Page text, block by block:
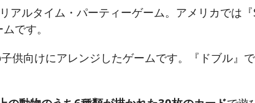
アルタイム・パーティーゲーム。アメリカでは
です。
供向けにアレンジしたゲームです。『ドブル』